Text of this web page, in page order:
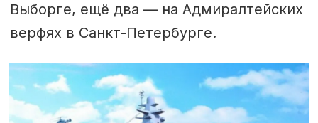
Выборге, ещё два — на Адмиралтейских
верфях в Санкт-Петербурге.